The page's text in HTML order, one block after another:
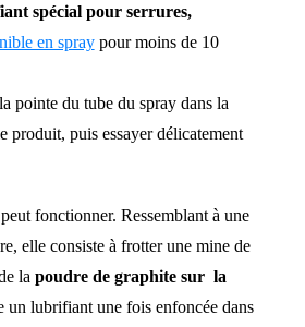
spécial pour serrures,
en spraypour moins de 10
pointe du tube du spray dans la
produit, puis essayer délicatement
fonctionner. Ressemblant à une
elle consiste à frotter une mine de
la poudre de graphite sur la
un lubrifiant une fois enfoncée dans